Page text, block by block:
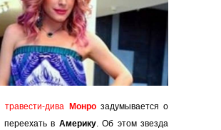
травести-дива Монрозадумывается о
в Америку. Об этом звезда